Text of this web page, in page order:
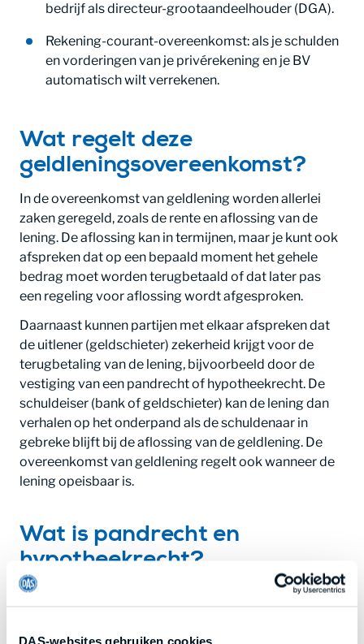
DAS-websites gebruiken cookies
bedrijf als directeur-grootaandeelhouder (DGA).
Rekening-courant-overeenkomst: als je schulden
en vorderingen van je privérekening en je BV
automatisch wilt verrekenen.
Wat regelt deze
geldleningsovereenkomst?
In de overeenkomst van geldlening worden allerlei
zaken geregeld, zoals de rente en aflossing van de
lening. De aflossing kan in termijnen, maar je kunt ook
afspreken dat op een bepaald moment het gehele
bedrag moet worden terugbetaald of dat later pas
een regeling voor aflossing wordt afgesproken.
Daarnaast kunnen partijen met elkaar afspreken dat
de uitlener (geldschieter) zekerheid krijgt voor de
terugbetaling van de lening, bijvoorbeeld door de
vestiging van een pandrecht of hypotheekrecht. De
schuldeiser (bank of geldschieter) kan de lening dan
verhalen op het onderpand als de schuldenaar in
gebreke blijft bij de aflossing van de geldlening. De
overeenkomst van geldlening regelt ook wanneer de
lening opeisbaar is.
Wat is pandrecht en
hypotheekrecht?
Met pandrecht geef je jouw bank of (uitlener)